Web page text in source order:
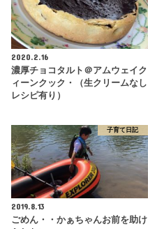
2020.2.16
濃厚チョコタルト＠アムウェイク
ィーンクック・（生クリームなし
レシピ有り）
子育て日記
2019.8.13
ごめん・・かぁちゃんお前を助け